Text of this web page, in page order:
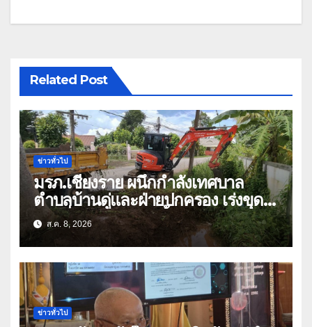
Related Post
ข่าวทั่วไป
มรภ.เชียงราย ผนึกกำลังเทศบาล
ตำบลบ้านดู่และฝ่ายปกครอง เร่งขุด
ลอกสิ่งกีดขวางทางน้ำ ป้องกันและลด
ปัญหาน้ำท่วม
ส.ค. 8, 2026
ข่าวทั่วไป